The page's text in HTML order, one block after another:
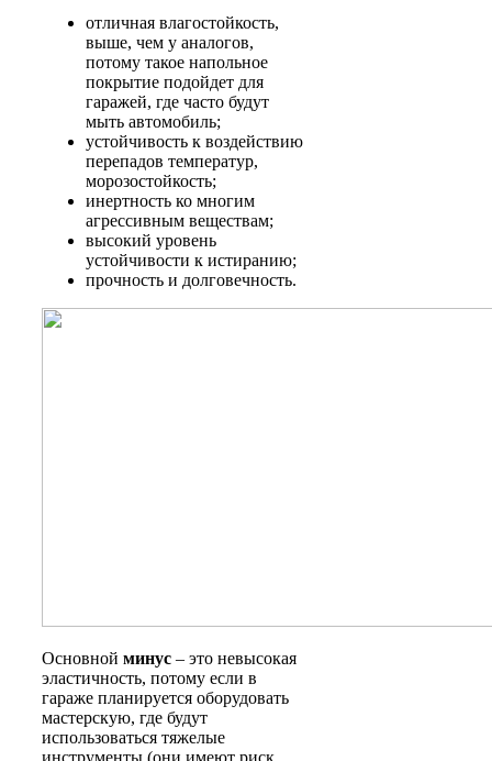
отличная влагостойкость,
выше, чем у аналогов,
потому такое напольное
покрытие подойдет для
гаражей, где часто будут
мыть автомобиль;
устойчивость к воздействию
перепадов температур,
морозостойкость;
инертность ко многим
агрессивным веществам;
высокий уровень
устойчивости к истиранию;
прочность и долговечность.
Основной минус – это невысокая
эластичность, потому если в
гараже планируется оборудовать
мастерскую, где будут
использоваться тяжелые